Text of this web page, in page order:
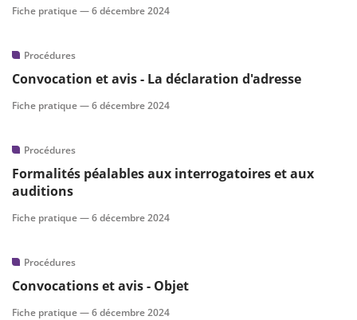
Fiche pratique —6 décembre 2024
Procédures
Convocation et avis - La déclaration d'adresse
Fiche pratique —6 décembre 2024
Procédures
Formalités péalables aux interrogatoires et aux
auditions
Fiche pratique —6 décembre 2024
Procédures
Convocations et avis - Objet
Fiche pratique —6 décembre 2024